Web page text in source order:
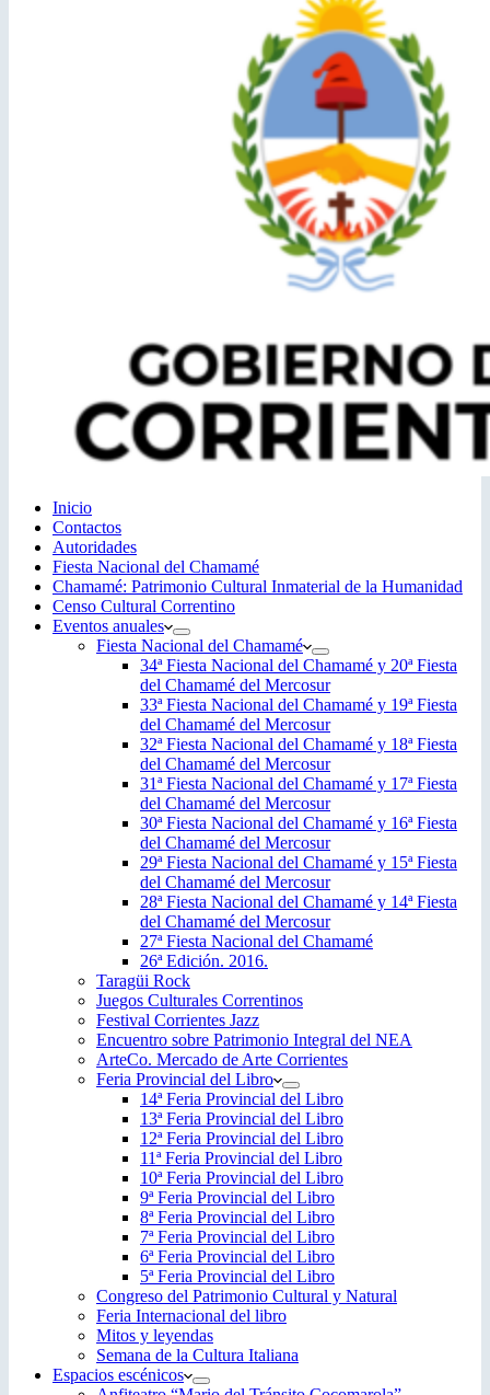
Inicio
Contactos
Autoridades
Fiesta Nacional del Chamamé
Chamamé: Patrimonio Cultural Inmaterial de la Humanidad
Censo Cultural Correntino
Eventos anuales
Fiesta Nacional del Chamamé
34ª Fiesta Nacional del Chamamé y 20ª Fiesta
del Chamamé del Mercosur
33ª Fiesta Nacional del Chamamé y 19ª Fiesta
del Chamamé del Mercosur
32ª Fiesta Nacional del Chamamé y 18ª Fiesta
del Chamamé del Mercosur
31ª Fiesta Nacional del Chamamé y 17ª Fiesta
del Chamamé del Mercosur
30ª Fiesta Nacional del Chamamé y 16ª Fiesta
del Chamamé del Mercosur
29ª Fiesta Nacional del Chamamé y 15ª Fiesta
del Chamamé del Mercosur
28ª Fiesta Nacional del Chamamé y 14ª Fiesta
del Chamamé del Mercosur
27ª Fiesta Nacional del Chamamé
26ª Edición. 2016.
Taragüi Rock
Juegos Culturales Correntinos
Festival Corrientes Jazz
Encuentro sobre Patrimonio Integral del NEA
ArteCo. Mercado de Arte Corrientes
Feria Provincial del Libro
14ª Feria Provincial del Libro
13ª Feria Provincial del Libro
12ª Feria Provincial del Libro
11ª Feria Provincial del Libro
10ª Feria Provincial del Libro
9ª Feria Provincial del Libro
8ª Feria Provincial del Libro
7ª Feria Provincial del Libro
6ª Feria Provincial del Libro
5ª Feria Provincial del Libro
Congreso del Patrimonio Cultural y Natural
Feria Internacional del libro
Mitos y leyendas
Semana de la Cultura Italiana
Espacios escénicos